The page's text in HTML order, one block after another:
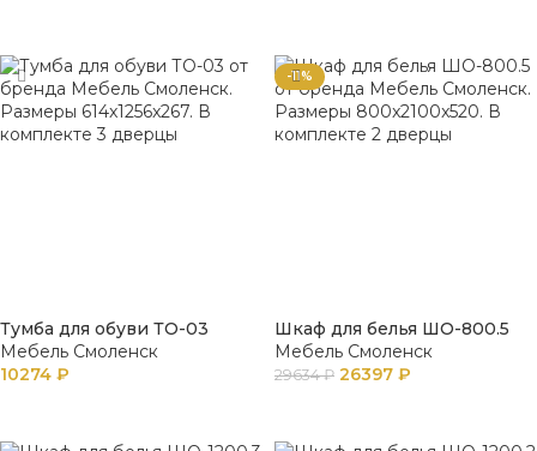
Тумба для обуви ТО-03
Мебель Смоленск
10274 ₽
-11%
Шкаф для белья ШО-800.5
Мебель Смоленск
29634₽ 26397 ₽